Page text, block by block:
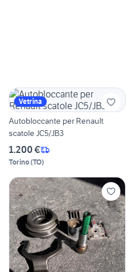
Vetrina
Autobloccante per Renault
scatole JC5/JB3
1.200 €
Torino(TO)